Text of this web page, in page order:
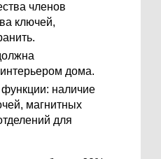
членов
ключей,
дома.
наличие
магнитных
для